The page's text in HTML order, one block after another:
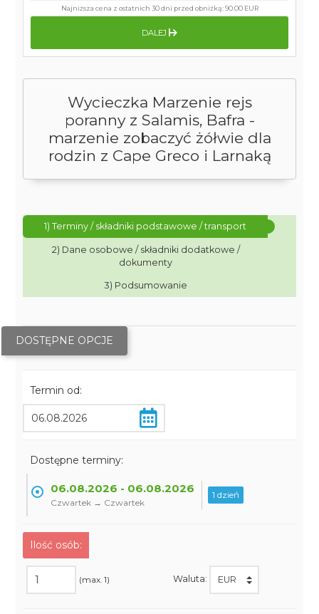
Wycieczka Marzenie rejs
poranny z Salamis, Bafra -
marzenie zobaczyć żółwie dla
rodzin z Cape Greco i Larnaką
1) Terminy / składniki podstawowe / transport
2) Dane osobowe / składniki dodatkowe /
dokumenty
3) Podsumowanie
DOSTĘPNE OPCJE
Termin od:
Dostępne terminy:
06.08.2026 - 06.08.2026
Czwartek → Czwartek
1 dzień
Ilość osób:
(max. 1) Waluta:
Najniższa cena z ostatnich 30 dni przed obniżką:90.00 EUR
DALEJ